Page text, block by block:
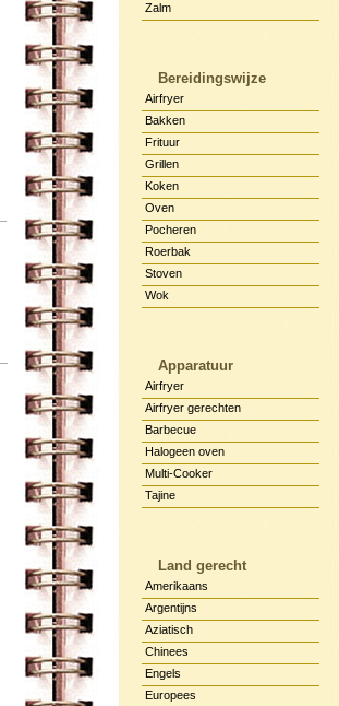
Zalm
Bereidingswijze
Airfryer
Bakken
Frituur
Grillen
Koken
Oven
Pocheren
Roerbak
Stoven
Wok
Apparatuur
Airfryer
Airfryer gerechten
Barbecue
Halogeen oven
Multi-Cooker
Tajine
Land gerecht
Amerikaans
Argentijns
Aziatisch
Chinees
Engels
Europees